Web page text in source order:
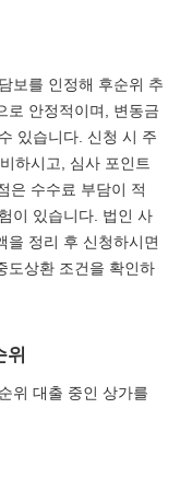
보를 인정해 후순위 추
로 안정적이며, 변동금
있습니다. 신청 시 주
하시고, 심사 포인트
은 수수료 부담이 적
이 있습니다. 법인 사
을 정리 후 신청하시면
도상환 조건을 확인하
위
위 대출 중인 상가를